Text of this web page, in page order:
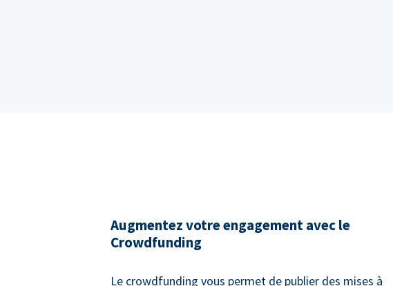
Augmentez votre engagement avec le
Crowdfunding
Le crowdfunding vous permet de publier des mises à